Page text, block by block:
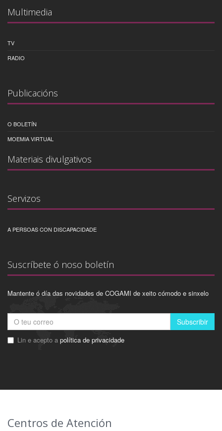
Multimedia
TV
RADIO
Publicacións
O BOLETÍN
MOEMIA VIRTUAL
Materiais divulgativos
Servizos
A PERSOAS CON DISCAPACIDADE
Suscríbete ó noso boletín
Mantente ó día das novidades de COGAMI de xeito cómodo e sinxelo
Subscribir
Lin e acepto a política de privacidade
Centros de Atención